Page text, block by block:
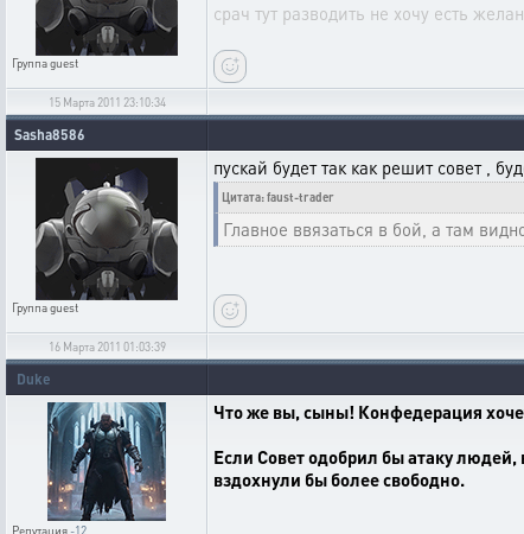
Группаguest
срач тут разводить не хочу есть
15 Марта 2011 23:10:34
Sasha8586
Группаguest
пускай будет так как решит совет ,
Цитата: faust-trader
Главное ввязаться в бой, а там
16 Марта 2011 01:03:39
Duke
Репутация-12
Что же вы, сыны! Конфедерация
Если Совет одобрил бы атаку
вздохнули бы более свободно.